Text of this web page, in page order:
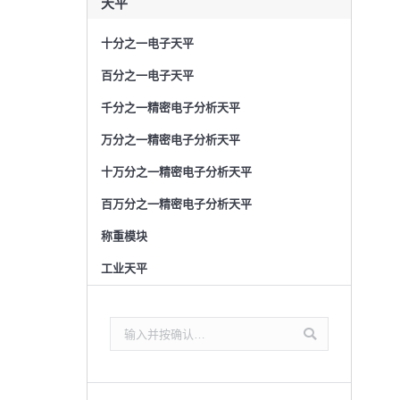
天平
十分之一电子天平
百分之一电子天平
千分之一精密电子分析天平
万分之一精密电子分析天平
十万分之一精密电子分析天平
百万分之一精密电子分析天平
称重模块
工业天平
索：